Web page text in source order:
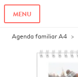
MENU
Agenda familiar A4